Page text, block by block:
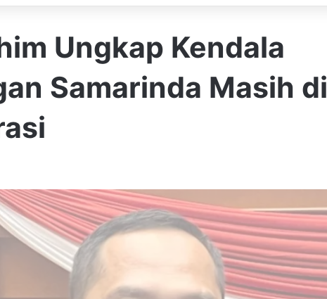
Ungkap Kendala
Samarinda Masih di